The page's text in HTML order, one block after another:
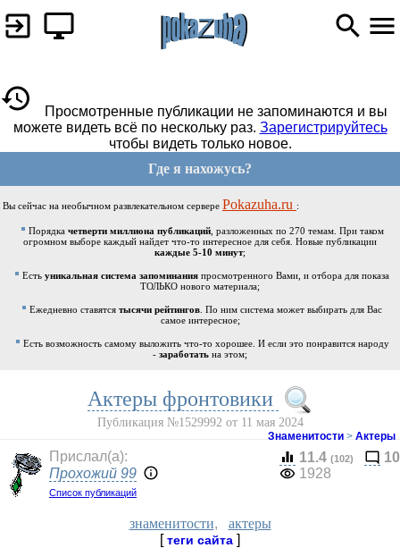
Просмотренные публикации не запоминаются и вы
можете видеть всё по нескольку раз. Зарегистрируйтесь
чтобы видеть только новое.
Где я нахожусь?
Вы сейчас на необычном развлекательном сервере Pokazuha.ru :
Порядка четверти миллиона публикаций, разложенных по 270 темам. При таком
огромном выборе каждый найдет что-то интересное для себя. Новые публикации
каждые 5-10 минут;
Есть уникальная система запоминания просмотренного Вами, и отбора для показа
ТОЛЬКО нового материала;
Ежедневно ставятся тысячи рейтингов . По ним система может выбирать для Вас
самое интересное;
Есть возможность самому выложить что-то хорошее. И если это понравится народу
- заработать на этом;
Актеры фронтовики
Публикация №1529992 от 11 мая 2024
Знаменитости > Актеры
Прислал(a):
Прохожий 99
Список публикаций
11.4 (102)
10
1928
знаменитости, актеры
[теги сайта ]